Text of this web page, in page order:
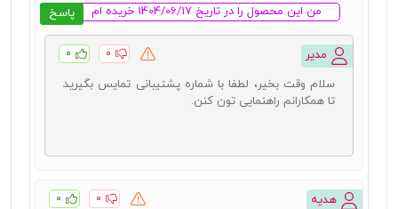
پاسخ
من این محصول را در تاریخ 1404/06/17 خریده ام
مدیر ۰ ۰
سلام وقت بخیر، لطفا با شماره پشتیبانی تمایس بگیرید
تا همکارانم راهنمایی تون کنن.
هدیه ۰ ۰